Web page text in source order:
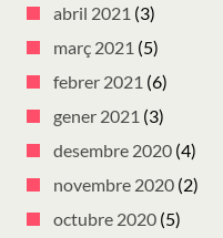
abril 2021 (3)
març 2021 (5)
febrer 2021 (6)
gener 2021 (3)
desembre 2020 (4)
novembre 2020 (2)
octubre 2020 (5)